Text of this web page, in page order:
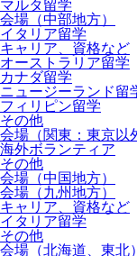
マルタ留学
会場（中部地方）
イタリア留学
キャリア、資格など
オーストラリア留学
カナダ留学
ニュージーランド留
フィリピン留学
その他
会場（関東：東京以
海外ボランティア
その他
会場（中国地方）
会場（九州地方）
キャリア、資格など
イタリア留学
その他
会場（北海道、東北）